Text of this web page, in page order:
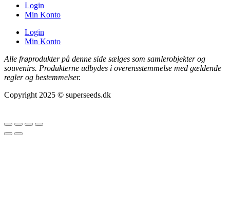
Login
Min Konto
Login
Min Konto
Alle frøprodukter på denne side sælges som samlerobjekter og
souvenirs. Produkterne udbydes i overensstemmelse med gældende
regler og bestemmelser.
Copyright 2025 © superseeds.dk